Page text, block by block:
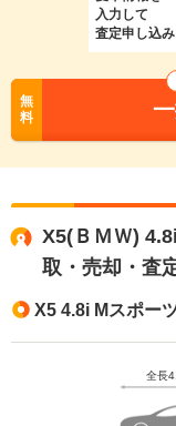
入力して
査定申し込み
無
料
X5(ＢＭＷ)
取・売却・査
X5 4.8i Mスポー
全長